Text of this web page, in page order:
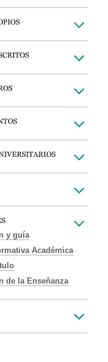
y guía
Académica
de la Enseñanza